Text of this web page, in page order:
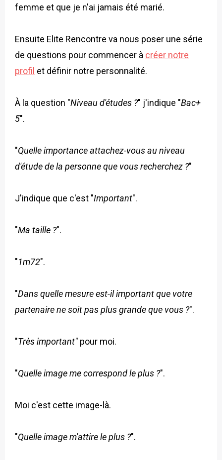
femme et que je n'ai jamais été marié.
Ensuite Elite Rencontre va nous poser une série
de questions pour commencer à créer notre
profil et définir notre personnalité.
À la question "Niveau d'études ?" j'indique "Bac+
5".
"Quelle importance attachez-vous au niveau
d'étude de la personne que vous recherchez ?"
J'indique que c'est "Important".
"Ma taille ?".
"1m72".
"Dans quelle mesure est-il important que votre
partenaire ne soit pas plus grande que vous ?".
"Très important" pour moi.
"Quelle image me correspond le plus ?".
Moi c'est cette image-là.
"Quelle image m'attire le plus ?".